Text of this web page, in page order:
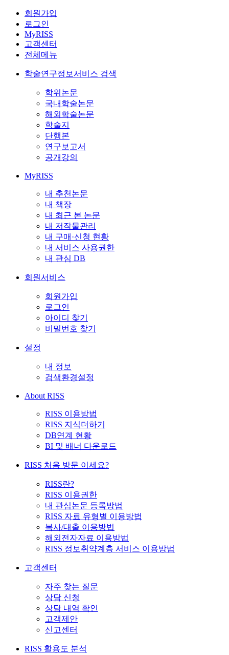
회원가입
로그인
MyRISS
고객센터
전체메뉴
학술연구정보서비스 검색
학위논문
국내학술논문
해외학술논문
학술지
단행본
연구보고서
공개강의
MyRISS
내 추천논문
내 책장
내 최근 본 논문
내 저작물관리
내 구매·신청 현황
내 서비스 사용권한
내 관심 DB
회원서비스
회원가입
로그인
아이디 찾기
비밀번호 찾기
설정
내 정보
검색환경설정
About RISS
RISS 이용방법
RISS 지식더하기
DB연계 현황
BI 및 배너 다운로드
RISS 처음 방문 이세요?
RISS란?
RISS 이용권한
내 관심논문 등록방법
RISS 자료 유형별 이용방법
복사/대출 이용방법
해외전자자료 이용방법
RISS 정보취약계층 서비스 이용방법
고객센터
자주 찾는 질문
상담 신청
상담 내역 확인
고객제안
신고센터
RISS 활용도 분석